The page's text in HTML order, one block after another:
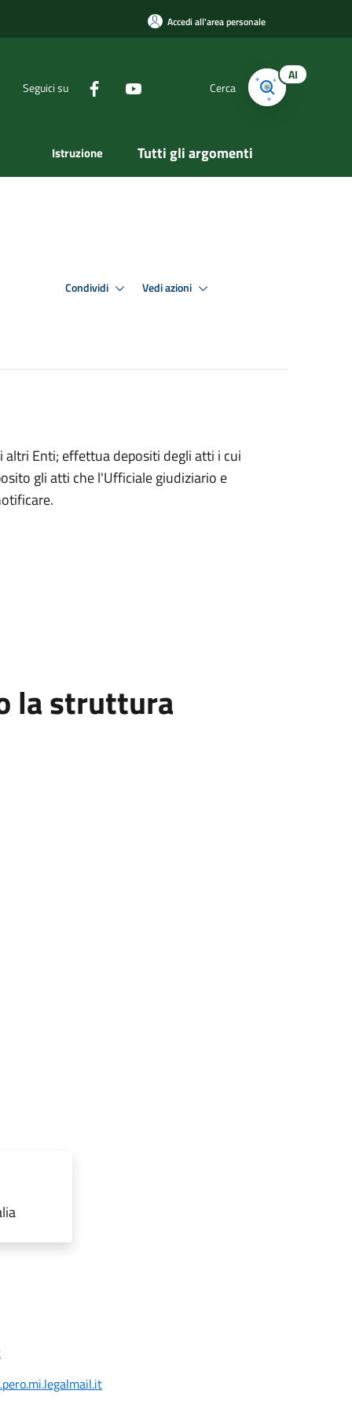
Accedi all'area personale
Seguici su Cerca
AI
Istruzione Tutti gli argomenti
Condividi Vedi azioni
Enti; effettua depositi degli atti i cui
gli atti che l'Ufficiale giudiziario e
la struttura